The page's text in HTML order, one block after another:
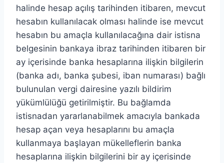
halinde hesap açılış tarihinden itibaren, mevcut
hesabın kullanılacak olması halinde ise mevcut
hesabın bu amaçla kullanılacağına dair istisna
belgesinin bankaya ibraz tarihinden itibaren bir
ay içerisinde banka hesaplarına ilişkin bilgilerin
(banka adı, banka şubesi, iban numarası) bağlı
bulunulan vergi dairesine yazılı bildirim
yükümlülüğü getirilmiştir. Bu bağlamda
istisnadan yararlanabilmek amacıyla bankada
hesap açan veya hesaplarını bu amaçla
kullanmaya başlayan mükelleflerin banka
hesaplarına ilişkin bilgilerini bir ay içerisinde